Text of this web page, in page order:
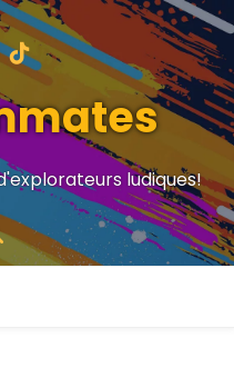
ludiques!